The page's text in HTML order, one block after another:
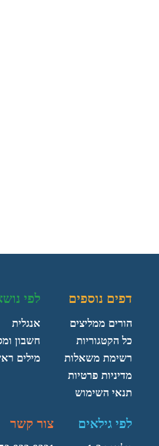
דפים נוספים
הורים ממליצים
כל הקטגוריות
רשימת משאלות
מדיניות פרטיות
תנאי השימוש
לפי
אנגלית
חשבון
מילים
לפי גילאים צור קשר